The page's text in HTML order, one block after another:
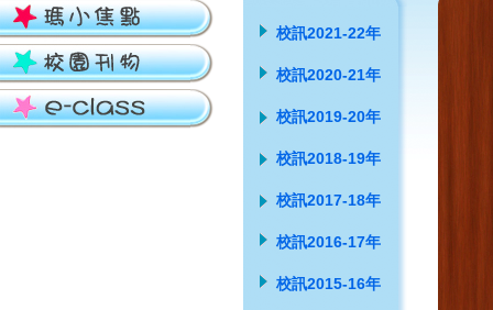
校訊2021-22年
校訊2020-21年
校訊2019-20年
校訊2018-19年
校訊2017-18年
校訊2016-17年
校訊2015-16年